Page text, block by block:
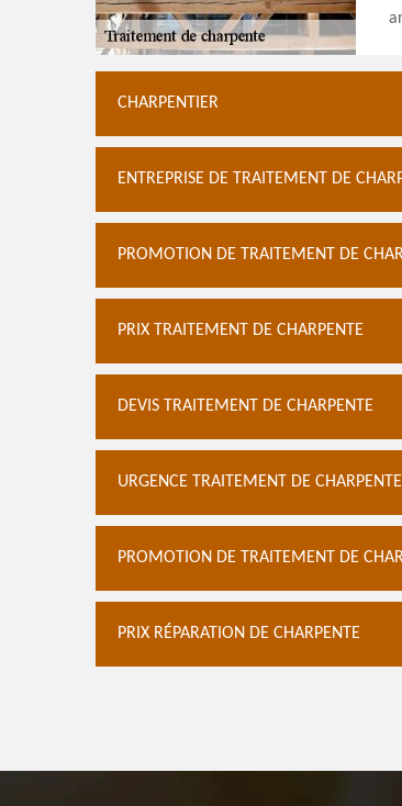
CHARPENTIER
ENTREPRISE DE TRAITEMENT DE
PROMOTION DE TRAITEMENT DE
PRIX TRAITEMENT DE CHARPENTE
DEVIS TRAITEMENT DE CHARPENTE
URGENCE TRAITEMENT DE CHARPENTE
PROMOTION DE TRAITEMENT DE
PRIX RÉPARATION DE CHARPENTE